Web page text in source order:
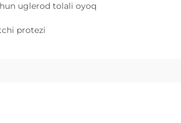
uglerod tolali oyoq
protezi